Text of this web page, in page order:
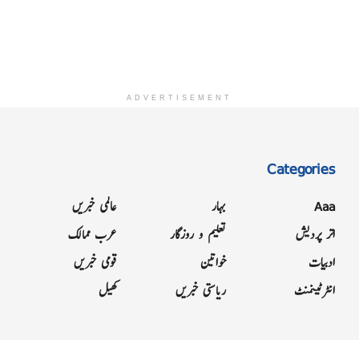
ADVERTISEMENT
Categories
Aaa
اتر پردیش
ادبیات
انٹرٹینمنٹ
بہار
تعلیم و روزگار
خواتین
ریاستی خبریں
عالمی خبریں
عرب ممالک
قومی خبریں
کھیل